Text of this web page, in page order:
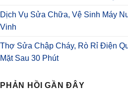
Dịch Vụ Sửa Chữa, Vệ Sinh Máy
Vinh
Thợ Sửa Chập Cháy, Rò Rỉ Điện
Mặt Sau 30 Phút
PHẢN HỒI GẦN ĐÂY